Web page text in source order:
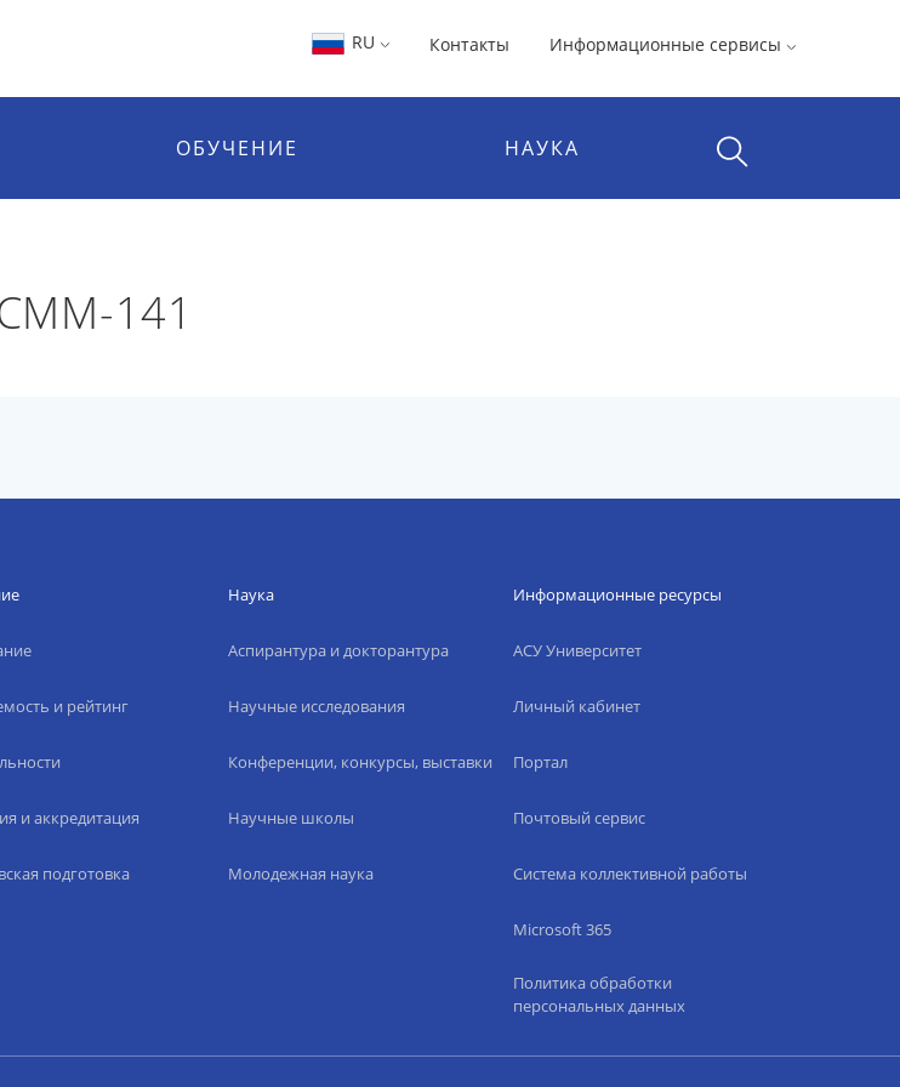
RU Контакты Информационные сервисы
ОБУЧЕНИЕ НАУКА
141
и рейтинг
и аккредитация
подготовка
Наука
Аспирантура и докторантура
Научные исследования
Конференции, конкурсы, выставки
Научные школы
Молодежная наука
Информационные ресурсы
АСУ Университет
Личный кабинет
Портал
Почтовый сервис
Система коллективной работы
Microsoft 365
Политика обработки
персональных данных